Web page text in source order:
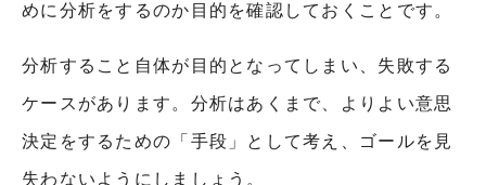
めに分析をするのか目的を確認しておくことです。
分析すること自体が目的となってしまい、失敗する
ケースがあります。分析はあくまで、よりよい意思
決定をするための「手段」として考え、ゴールを見
失わないようにしましょう。